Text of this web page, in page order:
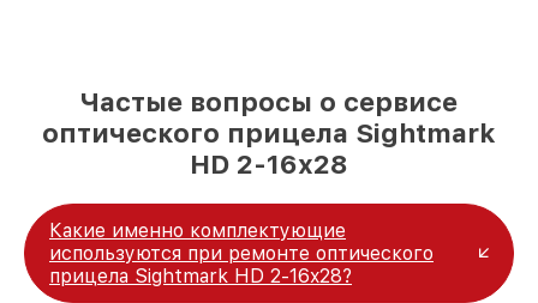
Частые вопросы о сервисе
оптического прицела Sightmark
HD 2-16x28
Какие именно комплектующие
используются при ремонте оптического
прицела Sightmark HD 2-16x28?